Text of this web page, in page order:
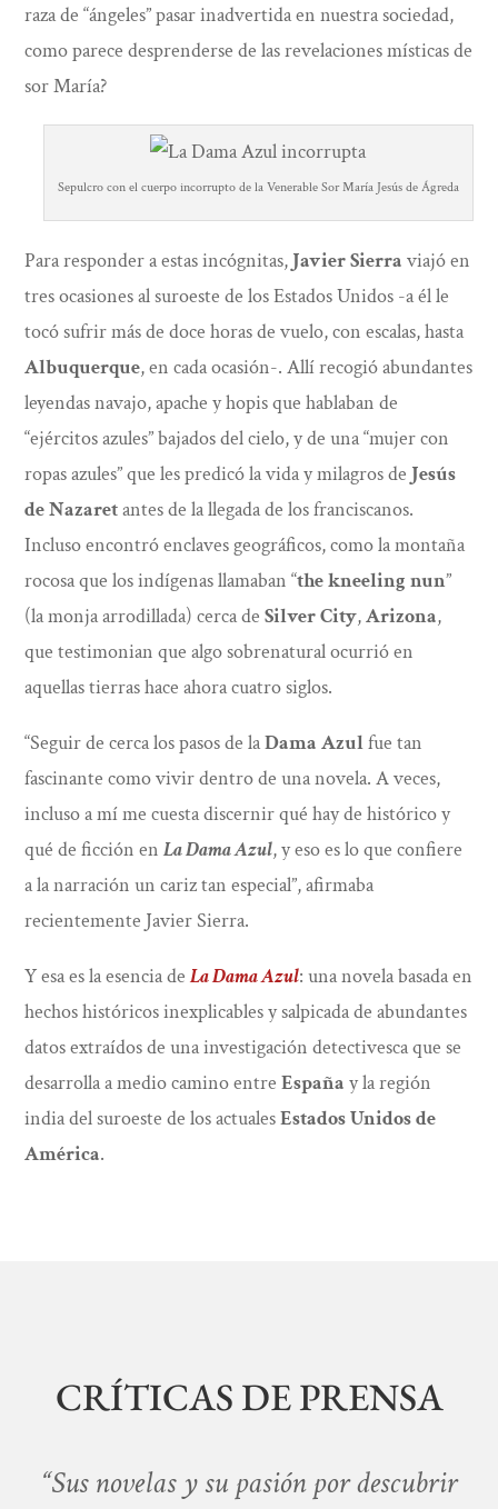
raza de “ángeles” pasar inadvertida en nuestra sociedad,
como parece desprenderse de las revelaciones místicas de
sor María?
Sepulcro con el cuerpo incorrupto de la Venerable Sor María Jesús de Ágreda
Para responder a estas incógnitas, Javier Sierra viajó en
tres ocasiones al suroeste de los Estados Unidos -a él le
tocó sufrir más de doce horas de vuelo, con escalas, hasta
Albuquerque, en cada ocasión-. Allí recogió abundantes
leyendas navajo, apache y hopis que hablaban de
“ejércitos azules” bajados del cielo, y de una “mujer con
ropas azules” que les predicó la vida y milagros de Jesús
de Nazaretantes de la llegada de los franciscanos.
Incluso encontró enclaves geográficos, como la montaña
rocosa que los indígenas llamaban “the kneeling nun”
(la monja arrodillada) cerca deSilver City,Arizona,
que testimonian que algo sobrenatural ocurrió en
aquellas tierras hace ahora cuatro siglos.
“Seguir de cerca los pasos de laDama Azulfue tan
fascinante como vivir dentro de una novela. A veces,
incluso a mí me cuesta discernir qué hay de histórico y
qué de ficción enLa Dama Azul, y eso es lo que confiere
a la narración un cariz tan especial”, afirmaba
recientemente Javier Sierra.
Y esa es la esencia deLa Dama Azul: una novela basada en
hechos históricos inexplicables y salpicada de abundantes
datos extraídos de una investigación detectivesca que se
desarrolla a medio camino entreEspaña y la región
india del suroeste de los actualesEstados Unidos de
América.
CRÍTICAS DE PRENSA
“Sus novelas y su pasión por descubrir